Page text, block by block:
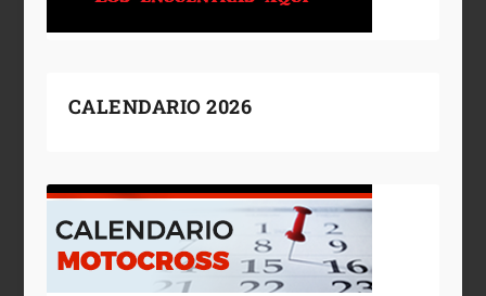
CALENDARIO 2026